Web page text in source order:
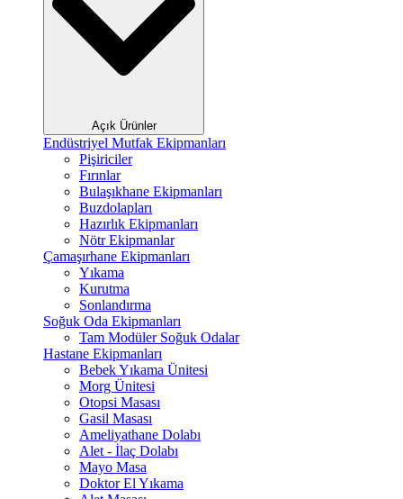
Açık Ürünler
Endüstriyel Mutfak Ekipmanları
Pişiriciler
Fırınlar
Bulaşıkhane Ekipmanları
Buzdolapları
Hazırlık Ekipmanları
Nötr Ekipmanlar
Çamaşırhane Ekipmanları
Yıkama
Kurutma
Sonlandırma
Soğuk Oda Ekipmanları
Tam Modüler Soğuk Odalar
Hastane Ekipmanları
Bebek Yıkama Ünitesi
Morg Ünitesi
Otopsi Masası
Gasil Masası
Ameliyathane Dolabı
Alet - İlaç Dolabı
Mayo Masa
Doktor El Yıkama